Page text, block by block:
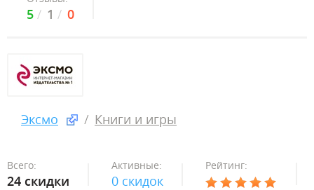
5 1 0
Эксмо Книги и игры
Всего:
24 скидки
Активные:
0 скидок
Рейтинг: